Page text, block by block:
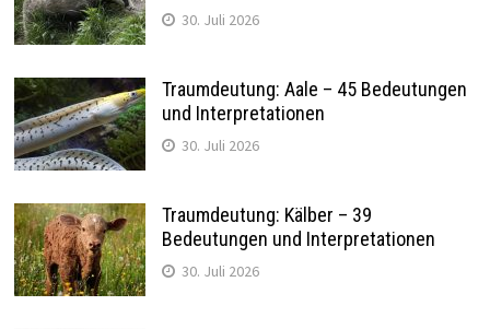
30. Juli 2026
Traumdeutung: Aale – 45 Bedeutungen
und Interpretationen
30. Juli 2026
Traumdeutung: Kälber – 39
Bedeutungen und Interpretationen
30. Juli 2026